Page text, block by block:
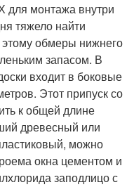
для монтажа внутри
тяжело найти
обмеры нижнего
запасом. В
входит в боковые
Этот припуск со
к общей длине
древесный или
можно
окна цементом и
заподлицо с